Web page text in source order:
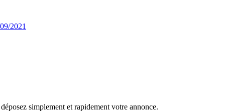
2021
simplement et rapidement votre annonce.